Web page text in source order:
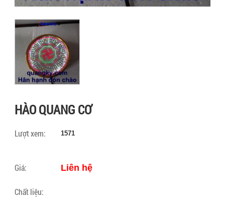
HÀO QUANG CƠ
Lượt xem: 1571
Giá: Liên hệ
Chất liệu: